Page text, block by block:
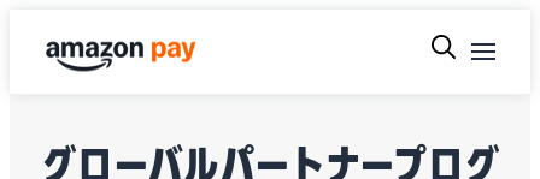
グローバルパートナープログ